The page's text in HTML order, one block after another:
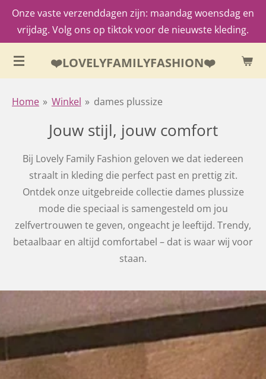
Ga
direct
de
hoofdinhoud
❤️LOVELYFAMILYFASHION❤️
Onze vaste verzenddagen zijn: maandag woensdag en
vrijdag. Volg ons op tiktok voor de nieuwste kleding.
Home » Winkel » dames plussize
Jouw stijl, jouw comfort
Bij Lovely Family Fashion geloven we dat iedereen
straalt in kleding die perfect past en prettig zit.
Ontdek onze uitgebreide collectie dames plussize
mode die speciaal is samengesteld om jou
zelfvertrouwen te geven, ongeacht je leeftijd. Trendy,
betaalbaar en altijd comfortabel – dat is waar wij voor
staan.